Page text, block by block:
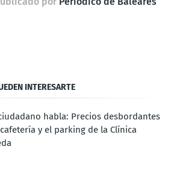
INTERESARTE
habla: Precios desbordantes
y el parking de la Clínica